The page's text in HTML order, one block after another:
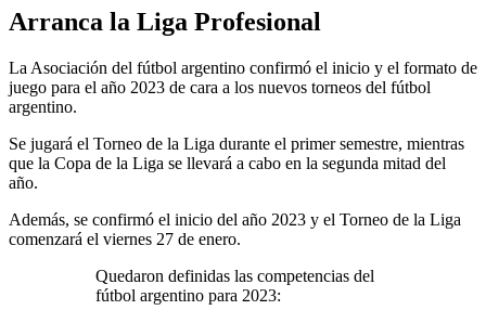
Arranca la Liga Profesional
La Asociación del fútbol argentino confirmó el inicio y el formato de
juego para el año 2023 de cara a los nuevos torneos del fútbol
argentino.
Se jugará el Torneo de la Liga durante el primer semestre, mientras
que la Copa de la Liga se llevará a cabo en la segunda mitad del
año.
Además, se confirmó el inicio del año 2023 y el Torneo de la Liga
comenzará el viernes 27 de enero.
Quedaron definidas las competencias del
fútbol argentino para 2023: